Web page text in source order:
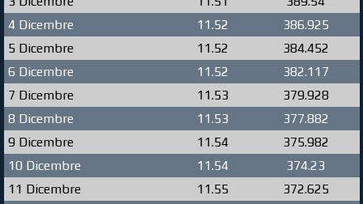
4 Dicembre
11.52
386.925
5 Dicembre
11.52
384.452
6 Dicembre
11.52
382.117
7 Dicembre
11.53
379.928
8 Dicembre
11.53
377.882
9 Dicembre
11.54
375.982
10 Dicembre
11.54
374.23
11 Dicembre
11.55
372.625